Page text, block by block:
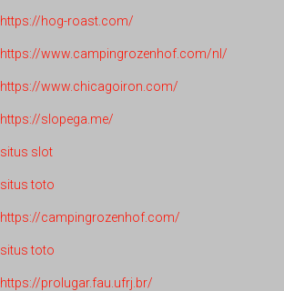
https://hog-roast.com/
https://www.campingrozenhof.com/nl/
https://www.chicagoiron.com/
https://slopega.me/
situs slot
situs toto
https://campingrozenhof.com/
situs toto
https://prolugar.fau.ufrj.br/